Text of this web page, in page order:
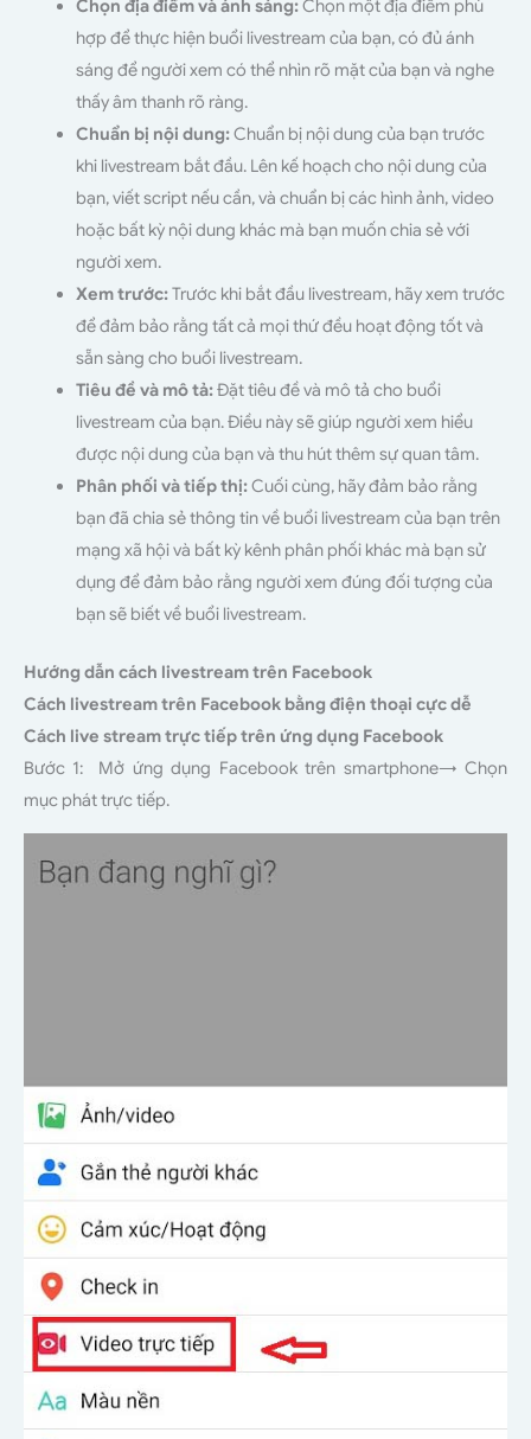
Chọn địa điểm và ánh sáng:Chọn một địa điểm phù
hợp để thực hiện buổi livestream của bạn, có đủ ánh
sáng để người xem có thể nhìn rõ mặt của bạn và nghe
thấy âm thanh rõ ràng.
Chuẩn bị nội dung:Chuẩn bị nội dung của bạn trước
khi livestream bắt đầu. Lên kế hoạch cho nội dung của
bạn, viết script nếu cần, và chuẩn bị các hình ảnh, video
hoặc bất kỳ nội dung khác mà bạn muốn chia sẻ với
người xem.
Xem trước:Trước khi bắt đầu livestream, hãy xem trước
để đảm bảo rằng tất cả mọi thứ đều hoạt động tốt và
sẵn sàng cho buổi livestream.
Tiêu đề và mô tả:Đặt tiêu đề và mô tả cho buổi
livestream của bạn. Điều này sẽ giúp người xem hiểu
được nội dung của bạn và thu hút thêm sự quan tâm.
Phân phối và tiếp thị:Cuối cùng, hãy đảm bảo rằng
bạn đã chia sẻ thông tin về buổi livestream của bạn trên
mạng xã hội và bất kỳ kênh phân phối khác mà bạn sử
dụng để đảm bảo rằng người xem đúng đối tượng của
bạn sẽ biết về buổi livestream.
Hướng dẫn cách livestream trên Facebook
Cách livestream trên Facebook bằng điện thoại cực dễ
Cách live stream trực tiếp trên ứng dụng Facebook
Bước 1: Mở ứng dụng Facebook trên smartphone→ Chọn
mục phát trực tiếp.